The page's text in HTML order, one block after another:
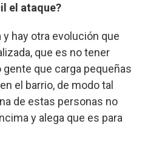
el ataque?
hay otra evolución que
que es no tener
que carga pequeñas
el barrio, de modo tal
de estas personas no
y alega que es para